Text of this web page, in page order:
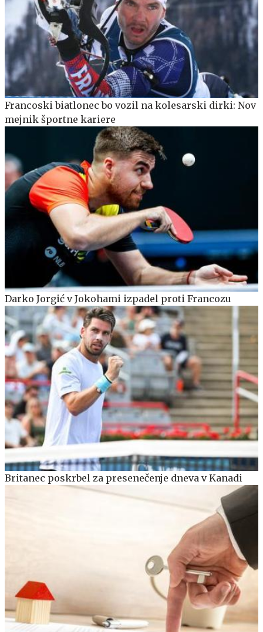
Francoski biatlonec bo vozil na kolesarski dirki: Nov
mejnik športne kariere
Darko Jorgić v Jokohami izpadel proti Francozu
Britanec poskrbel za presenečenje dneva v Kanadi